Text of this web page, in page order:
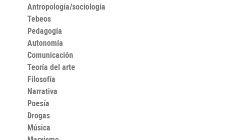
Antropología/sociología
Tebeos
Pedagogía
Autonomía
Comunicación
Teoría del arte
Filosofía
Narrativa
Poesía
Drogas
Música